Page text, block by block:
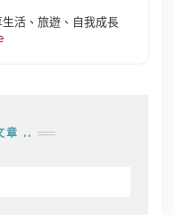
活、旅遊、自我成長
章 ..